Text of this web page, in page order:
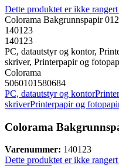
Dette produktet er ikke rangert
Colorama Bakgrunnspapir
140123
140123
PC, datautstyr og kontor,
skriver, Printerpapir og
Colorama
5060101580684
PC, datautstyr og kontor
skriverPrinterpapir og
Colorama
Varenummer: 140123
Dette produktet er ikke rangert